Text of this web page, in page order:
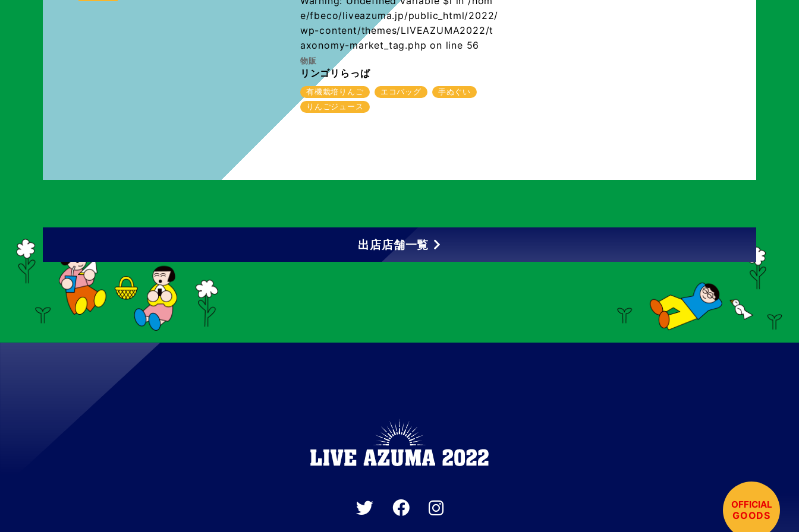
OFFICIAL
GOODS
e/fbeco/liveazuma.jp/public_html/2022/
wp-content/themes/LIVEAZUMA2022/t
axonomy-market_tag.php on line 56
物販
リンゴリらっぱ
有機栽培りんご エコバッグ
手ぬぐい
りんごジュース
出店店舗一覧